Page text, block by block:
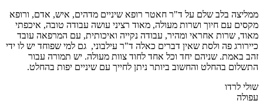
ממליצה בלב שלם על ד"ר חאטר רופא שיניים מדהים, איש, אדם, ורופא
מקסים עם חיוך ושרות מעולה, מאוד רציני עושה עבודה טובה, איכפתי
מאוד, שרות אחראי ומהיר, עבודה נקייה ואיכותית, עם המרפאה עובד
כיירורג פה ולסת שאין דברים כאלה ד"ר עילבוני, גם למי שפוחד יש לו ידי
זהב באמת. שניהם יחד וכל אחד לחוד צוות מעולה. יש תמורה עבור
התשלום בהחלט והחשוב ביותר ניתן לחייך עם שיניים יפות בהחלט.
שולי לרדו
עפולה